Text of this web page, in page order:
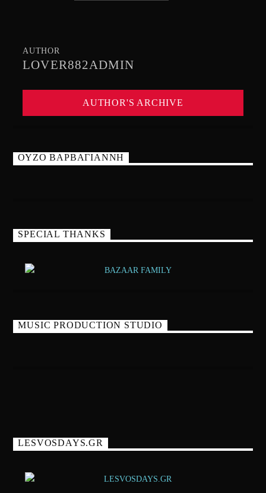
AUTHOR
LOVER882ADMIN
AUTHOR'S ARCHIVE
ΟΥΖΟ ΒΑΡΒΑΓΙΑΝΝΗ
SPECIAL THANKS
MUSIC PRODUCTION STUDIO
LESVOSDAYS.GR